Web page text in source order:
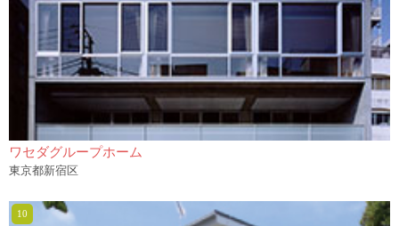
ワセダグループホーム
東京都新宿区